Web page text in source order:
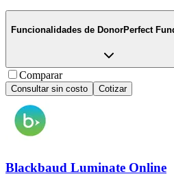
Funcionalidades de DonorPerfect
Comparar
Consultar sin costo Cotizar
Blackbaud Luminate Online